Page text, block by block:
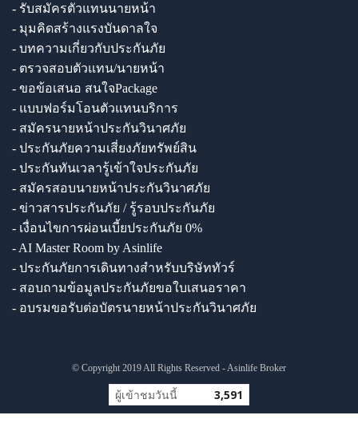
- รับสมัครตัวแทนนายหน้า
- มุมคิดสร้างแรงบันดาลใจ
- บทความเกี่ยวกับประกันภัย
- ตรวจสอบตัวแทน/นายหน้า
- ขอข้อเสนอ สนใจPackage
- แบบฟอร์มโอนตัวแทนบริการ
- สมัครนายหน้าประกันวินาศภัย
- ประกันภัยความเสี่ยงภัยทรัพย์สิน
- ประกันทันเวลารู้เข้าใจประกันภัย
- สมัครสอบนายหน้าประกันวินาศภัย
- ข่าวสารประกันภัย / รู้รอบประกันภัย
- เงื่อนไขการผ่อนเบี้ยประกันภัย 0%
- AI Master Room by Asinlife
- ประกันภัยการเดินทางสำหรับบริษัททัวร์
- สอบถามข้อมูลประกันภัยขอใบเสนอราคา
- อบรมขอรับต่อบัตรนายหน้าประกันวินาศภัย
© Copyright 2019 All Rights Reserved - Asinlife Broker
ผู้เข้าชมวันนี้ 3,591